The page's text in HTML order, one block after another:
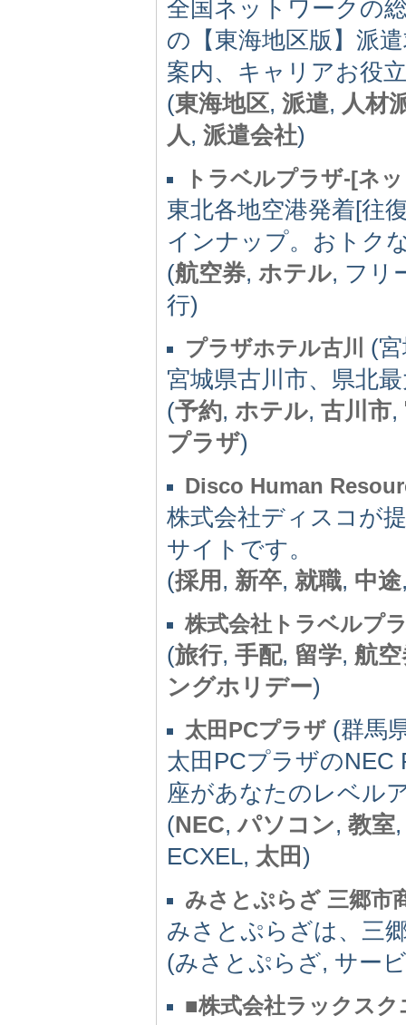
全国ネットワークの
の【東海地区版】派
案内、キャリアお役
(東海地区, 派遣, 人材
人, 派遣会社)
トラベルプラザ-[ネ
東北各地空港発着[往
インナップ。おトク
(航空券, ホテル, フリ
行)
プラザホテル古川
(
宮城県古川市、県北
(予約, ホテル, 古川市,
プラザ)
Disco Human
株式会社ディスコが
サイトです。
(採用 , 新卒, 就職, 中途
株式会社トラベルプ
(旅行, 手配, 留学, 航
ングホリデー)
太田PCプラザ (群馬
太田PCプラザのNEC
座があなたのレベル
(NEC,パソコン, 教室
ECXEL, 太田 )
みさとぷらざ 三郷市
みさとぷらざは、三
(みさとぷらざ, サー
■株式会社ラックス